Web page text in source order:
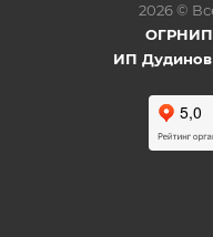
2026 ©
ОГРНИП:
ИП Дудинов